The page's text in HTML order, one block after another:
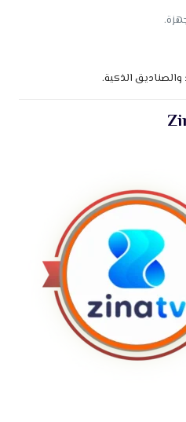
والصناديق الذكية.